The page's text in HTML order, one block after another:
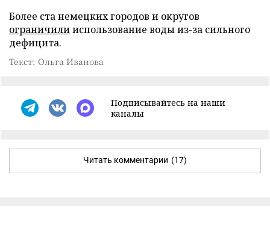
Более ста немецких городов и округов
ограничилииспользование воды из-за сильного
дефицита.
Текст: Ольга Иванова
Подписывайтесь на наши
каналы
Читать комментарии (17)